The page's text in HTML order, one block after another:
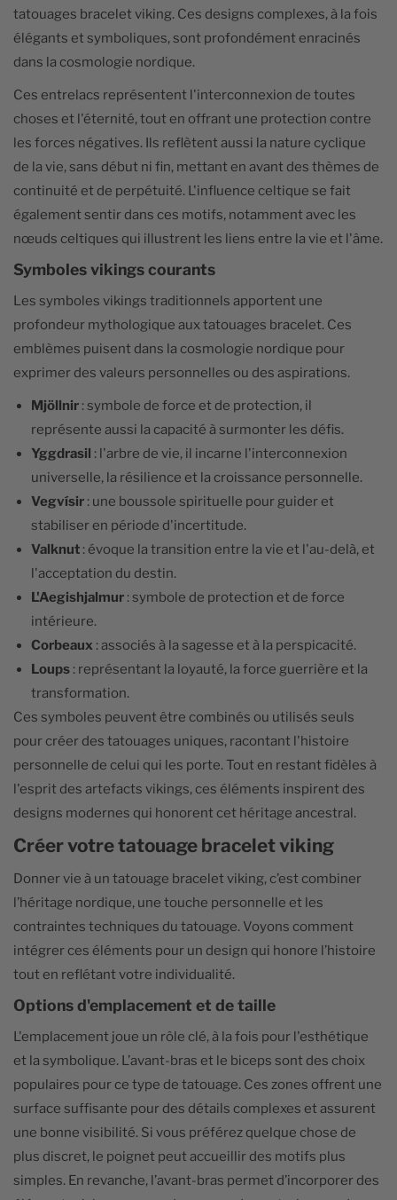
tatouages bracelet viking. Ces designs complexes, à la fois
élégants et symboliques, sont profondément enracinés
dans la cosmologie nordique.
Ces entrelacs représentent l'interconnexion de toutes
choses et l'éternité, tout en offrant une protection contre
les forces négatives. Ils reflètent aussi la nature cyclique
de la vie, sans début ni fin, mettant en avant des thèmes de
continuité et de perpétuité. L'influence celtique se fait
également sentir dans ces motifs, notamment avec les
nœuds celtiques qui illustrent les liens entre la vie et l'âme.
Symboles vikings courants
Les symboles vikings traditionnels apportent une
profondeur mythologique aux tatouages bracelet. Ces
emblèmes puisent dans la cosmologie nordique pour
exprimer des valeurs personnelles ou des aspirations.
Mjöllnir : symbole de force et de protection, il
représente aussi la capacité à surmonter les défis.
Yggdrasil : l'arbre de vie, il incarne l'interconnexion
universelle, la résilience et la croissance personnelle.
Vegvísir : une boussole spirituelle pour guider et
stabiliser en période d'incertitude.
Valknut : évoque la transition entre la vie et l'au-delà, et
l'acceptation du destin.
L'Aegishjalmur : symbole de protection et de force
intérieure.
Corbeaux : associés à la sagesse et à la perspicacité.
Loups : représentant la loyauté, la force guerrière et la
transformation.
Ces symboles peuvent être combinés ou utilisés seuls
pour créer des tatouages uniques, racontant l'histoire
personnelle de celui qui les porte. Tout en restant fidèles à
l'esprit des artefacts vikings, ces éléments inspirent des
designs modernes qui honorent cet héritage ancestral.
Créer votre tatouage bracelet viking
Donner vie à un tatouage bracelet viking, c’est combiner
l’héritage nordique, une touche personnelle et les
contraintes techniques du tatouage. Voyons comment
intégrer ces éléments pour un design qui honore l’histoire
tout en reflétant votre individualité.
Options d'emplacement et de taille
L'emplacement joue un rôle clé, à la fois pour l'esthétique
et la symbolique. L’avant-bras et le biceps sont des choix
populaires pour ce type de tatouage. Ces zones offrent une
surface suffisante pour des détails complexes et assurent
une bonne visibilité. Si vous préférez quelque chose de
plus discret, le poignet peut accueillir des motifs plus
simples. En revanche, l’avant-bras permet d’incorporer des